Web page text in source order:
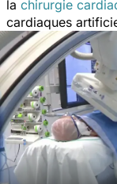
la chirurgie
cardiaques